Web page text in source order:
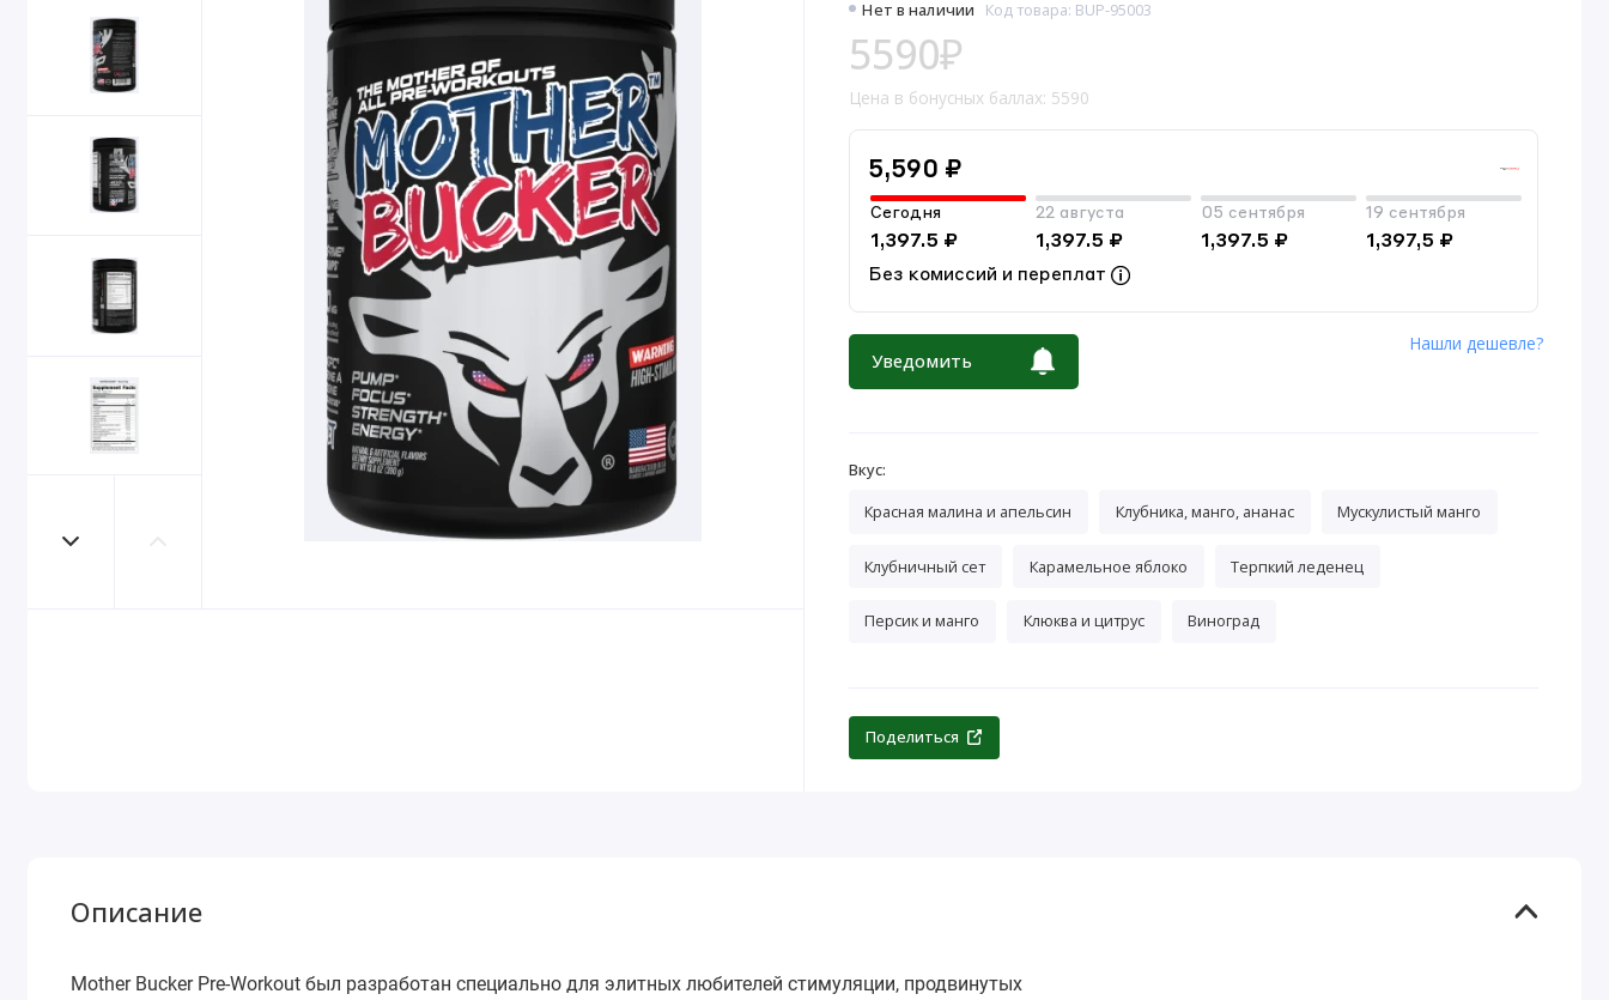
Нет в наличии Код товара: BUP-95003
5590₽
Цена в бонусных баллах: 5590
5,590 ₽
Сегодня
1,397.5 ₽
22 августа
1,397.5 ₽
05 сентября
1,397.5 ₽
19 сентября
1,397,5 ₽
Без комиссий и переплат
Уведомить
Нашли дешевле?
Вкус:
Красная малина и апельсин
Клубника, манго, ананас Мускулистый манго
Клубничный сет Карамельное яблоко Терпкий леденец
Персик и манго Клюква и цитрус Виноград
Поделиться
Описание
Mother Bucker Pre-Workout был разработан специально для элитных любителей стимуляции, продвинутых